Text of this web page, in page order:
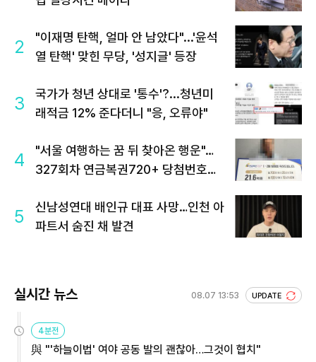
2
"이재명 탄핵, 얼마 안 남았다"...'윤석
열 탄핵' 맞힌 무당, '성지글' 등장
3
국가가 청년 상대로 '통수'?...청년미
래적금 12% 준다더니 "응, 오류야"
4
"서울 여행하는 꿈 뒤 찾아온 행운"…
327회차 연금복권720+ 당첨번호조
5
신남성연대 배인규 대표 사망…인천 아
파트서 숨진 채 발견
실시간 뉴스 08.07 13:53 UPDATE
4분전
與 "'하늘이법' 여야 공동 발의 괜찮아…그것이 협치"